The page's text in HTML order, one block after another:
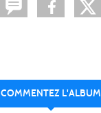
COMMENTEZ L'ALBUM